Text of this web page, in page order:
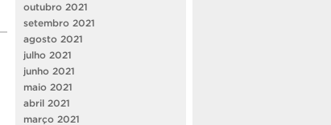
outubro 2021
setembro 2021
agosto 2021
julho 2021
junho 2021
maio 2021
abril 2021
março 2021